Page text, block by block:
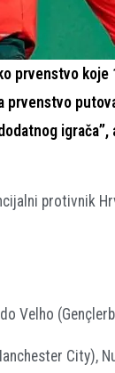
prvenstvo koje
prvenstvo
protivnik
Velho
City),